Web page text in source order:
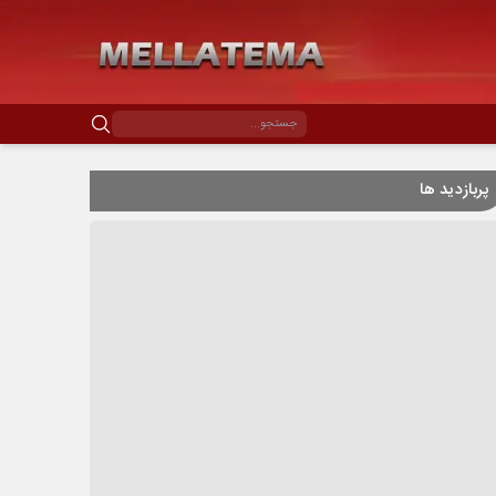
پربازدید ها